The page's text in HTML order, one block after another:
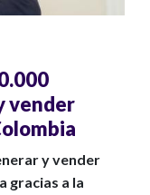
vender
y vender
gracias a la